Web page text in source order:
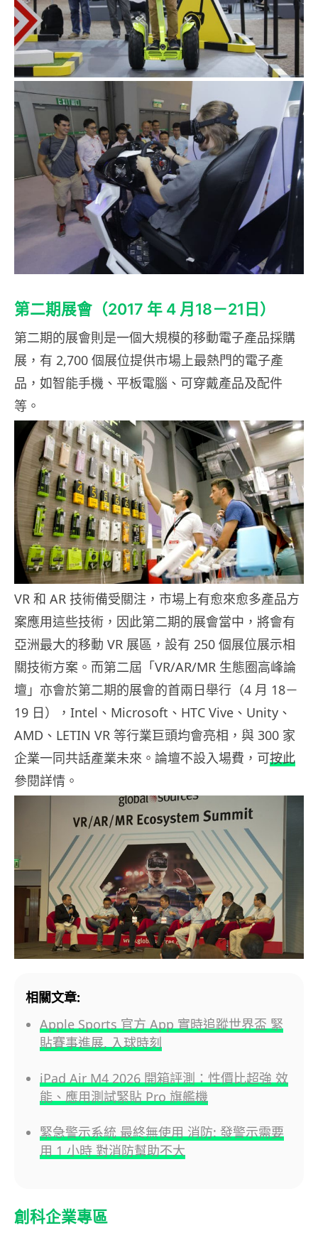
第二期展會（2017 年 4 月18－21日）
第二期的展會則是一個大規模的移動電子產品採購
展，有 2,700 個展位提供市場上最熱門的電子產
品，如智能手機、平板電腦、可穿戴產品及配件
等。
VR 和 AR 技術備受關注，市場上有愈來愈多產品方
案應用這些技術，因此第二期的展會當中，將會有
亞洲最大的移動 VR 展區，設有 250 個展位展示相
關技術方案。而第二屆「VR/AR/MR 生態圈高峰論
壇」亦會於第二期的展會的首兩日舉行（4 月 18－
19 日），Intel、Microsoft、HTC Vive、Unity、
AMD、LETIN VR 等行業巨頭均會亮相，與 300 家
企業一同共話產業未來。論壇不設入場費，可按此
參閱詳情。
相關文章:
Apple Sports 官方 App 實時追蹤世界盃 緊
貼賽事進展, 入球時刻
iPad Air M4 2026 開箱評測：性價比超強 效
能、應用測試緊貼 Pro 旗艦機
緊急警示系統 最終無使用 消防: 發警示需要
用 1 小時 對消防幫助不大
創科企業專區